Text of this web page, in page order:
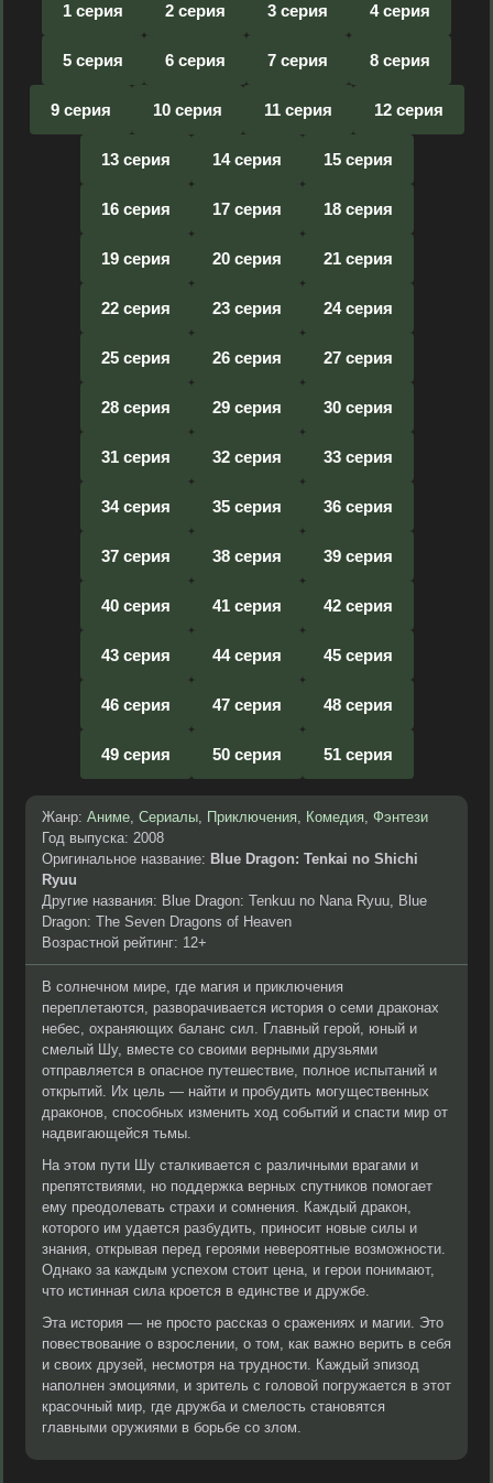
1 серия 2 серия 3 серия 4 серия
5 серия 6 серия 7 серия 8 серия
9 серия 10 серия 11 серия 12 серия
13 серия 14 серия 15 серия
16 серия 17 серия 18 серия
19 серия 20 серия 21 серия
22 серия 23 серия 24 серия
25 серия 26 серия 27 серия
28 серия 29 серия 30 серия
31 серия 32 серия 33 серия
34 серия 35 серия 36 серия
37 серия 38 серия 39 серия
40 серия 41 серия 42 серия
43 серия 44 серия 45 серия
46 серия 47 серия 48 серия
49 серия 50 серия 51 серия
Жанр: Аниме, Сериалы, Приключения, Комедия, Фэнтези
Год выпуска: 2008
Оригинальное название: Blue Dragon: Tenkai no Shichi
Ryuu
Другие названия: Blue Dragon: Tenkuu no Nana Ryuu, Blue
Dragon: The Seven Dragons of Heaven
Возрастной рейтинг: 12+
В солнечном мире, где магия и приключения
переплетаются, разворачивается история о семи драконах
небес, охраняющих баланс сил. Главный герой, юный и
смелый Шу, вместе со своими верными друзьями
отправляется в опасное путешествие, полное испытаний и
открытий. Их цель — найти и пробудить могущественных
драконов, способных изменить ход событий и спасти мир от
надвигающейся тьмы.
На этом пути Шу сталкивается с различными врагами и
препятствиями, но поддержка верных спутников помогает
ему преодолевать страхи и сомнения. Каждый дракон,
которого им удается разбудить, приносит новые силы и
знания, открывая перед героями невероятные возможности.
Однако за каждым успехом стоит цена, и герои понимают,
что истинная сила кроется в единстве и дружбе.
Эта история — не просто рассказ о сражениях и магии. Это
повествование о взрослении, о том, как важно верить в себя
и своих друзей, несмотря на трудности. Каждый эпизод
наполнен эмоциями, и зритель с головой погружается в этот
красочный мир, где дружба и смелость становятся
главными оружиями в борьбе со злом.